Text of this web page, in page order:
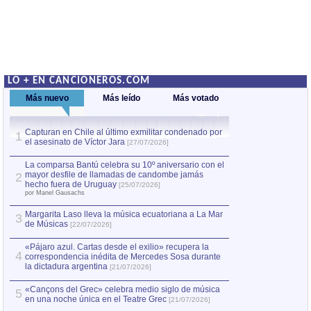
LO + EN CANCIONEROS.COM
Más nuevo Más leído Más votado
1 Capturan en Chile al último exmilitar condenado por
el asesinato de Víctor Jara [27/07/2026]
2
La comparsa Bantú celebra su 10º aniversario con el
mayor desfile de llamadas de candombe jamás
hecho fuera de Uruguay [25/07/2026]
por Manel Gausachs
3 Margarita Laso lleva la música ecuatoriana a La Mar
de Músicas [22/07/2026]
4
«Pájaro azul. Cartas desde el exilio» recupera la
correspondencia inédita de Mercedes Sosa durante
la dictadura argentina [21/07/2026]
5 «Cançons del Grec» celebra medio siglo de música
en una noche única en el Teatre Grec [21/07/2026]